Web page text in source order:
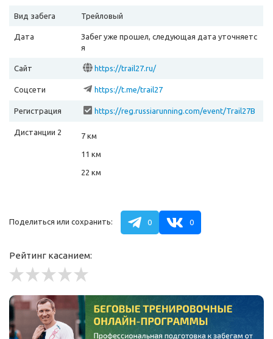
Вид забега Трейловый
Дата
Забег уже прошел, следующая дата уточняетс
я
Сайт https://trail27.ru/
Соцсети https://t.me/trail27
Регистрация
https://reg.russiarunning.com/event/Trail27B
Дистанции 2
7 км
11 км
22 км
Поделиться или сохранить: 0 0
Рейтинг касанием: